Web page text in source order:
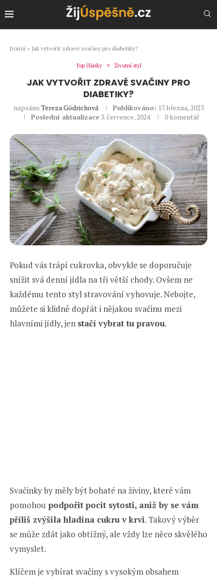
Domů » Jak vytvořit zdravé svačiny pro diabetiky?
Top články Životní styl
JAK VYTVOŘIT ZDRAVÉ SVAČINY PRO
DIABETIKY?
napsáno Tereza Gödrichová Publikováno: 17. března, 2023
Poslední aktualizace 3. července, 2024 0 komentář
Pokud vás trápí cukrovka, obvykle se doporučuje
snížit svá denní jídla na tři větší chody. Ovšem ne
každému tento styl stravování vyhovuje. Nebojte,
můžete si klidně dopřát i nějakou svačinu mezi
hlavními jídly, jen stačí vybrat tu pravou.
Svačinky by měly být bohaté na živiny, které vám
pomohou podpořit pocit sytosti, aniž by se vám
příliš zvýšila hladina cukru v krvi. Takový výběr
se může zdát jako obtížný, ale vždy lze něco skvělého
vymyslet.
Klíčem je vybírat svačiny s vysokým obsahem